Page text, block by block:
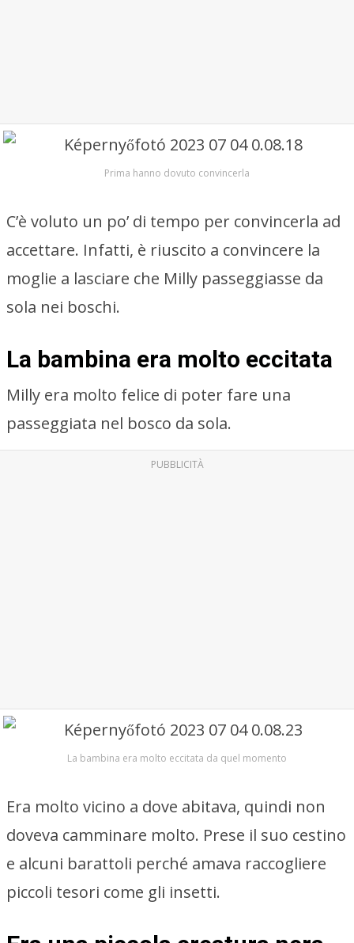
Prima hanno dovuto convincerla
C’è voluto un po’ di tempo per convincerla ad
accettare. Infatti, è riuscito a convincere la
moglie a lasciare che Milly passeggiasse da
sola nei boschi.
La bambina era molto eccitata
Milly era molto felice di poter fare una
passeggiata nel bosco da sola.
PUBBLICITÀ
La bambina era molto eccitata da quel momento
Era molto vicino a dove abitava, quindi non
doveva camminare molto. Prese il suo cestino
e alcuni barattoli perché amava raccogliere
piccoli tesori come gli insetti.